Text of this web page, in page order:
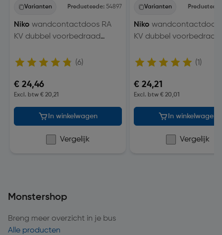
Varianten Productcode: 54897
Niko wandcontactdoos RA
KV dubbel voorbedraad
€ 24,46
Excl. btw € 20,21
(6)
In winkelwagen
Vergelijk
Varianten
Niko wandcontactdoos
KV dubbel voorbedraad
€ 24,21
Excl. btw € 20,01
(1)
In winkelwagen
Vergelijk
Monstershop
Breng meer overzicht in je bus
Alle producten